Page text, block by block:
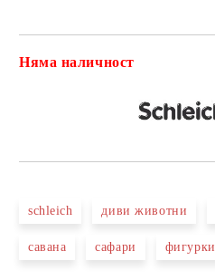
Няма наличност
schleich диви животни
савана сафари фигурки